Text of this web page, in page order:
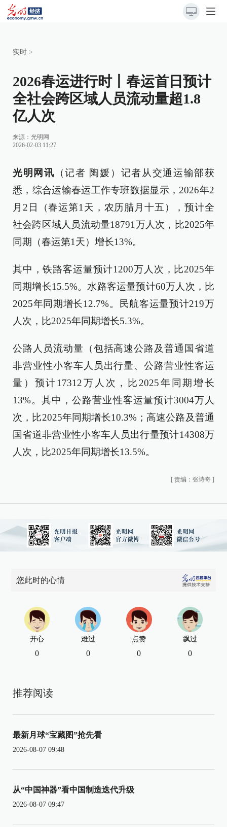
实时 >
2026春运进行时丨春运首日预计
全社会跨区域人员流动量超1.8
亿人次
来源： 光明网
2026-02-03 11:27
光明网讯 （记者 陶媛）记者从交通运输部获
悉，综合运输春运工作专班数据显示，2026年2
月2日（春运第1天，农历腊月十五），预计全
社会跨区域人员流动量18791万人次，比2025年
同期（春运第1天）增长13%。
其中，铁路客运量预计1200万人次，比2025年
同期增长15.5%。水路客运量预计60万人次，比
2025年同期增长12.7%。民航客运量预计219万
人次，比2025年同期增长5.3%。
公路人员流动量（包括高速公路及普通国省道
非营业性小客车人员出行量、公路营业性客运
量）预计17312万人次，比2025年同期增长
13%。其中，公路营业性客运量预计3004万人
次，比2025年同期增长10.3%；高速公路及普通
国省道非营业性小客车人员出行量预计14308万
人次，比2025年同期增长13.5%。
[ 责编：张诗奇 ]
您此时的心情
开心
0
难过
0
点赞
0
飘过
0
推荐阅读
最新月球“宝藏图”抢先看
2026-08-07 09:48
从“中国神器”看中国制造迭代升级
2026-08-07 09:47